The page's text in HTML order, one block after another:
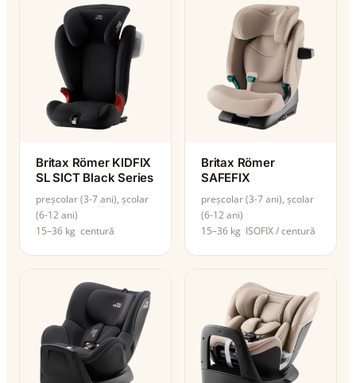
Britax Römer KIDFIX
SL SICT Black Series
preșcolar (3-7 ani), școlar
(6-12 ani)
15–36 kg centură
Britax Römer
SAFEFIX
preșcolar (3-7 ani), școlar
(6-12 ani)
15–36 kg ISOFIX / centură